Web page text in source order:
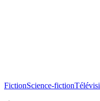
FictionScience-fiction